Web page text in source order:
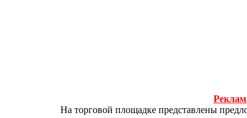
На торговой площадке представлены